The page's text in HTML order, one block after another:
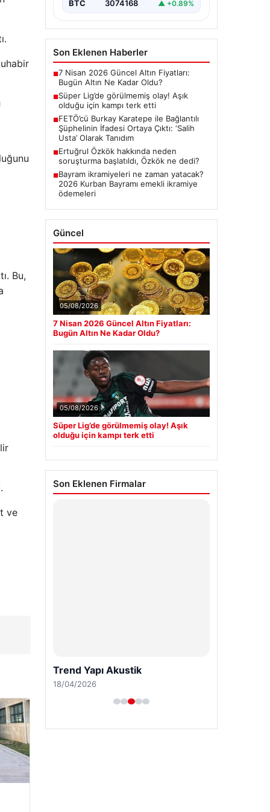
Bu,
ve
BTC 3074168 ▲ +0.89%
Son Eklenen Haberler
■7 Nisan 2026 Güncel Altın Fiyatları:
Bugün Altın Ne Kadar Oldu?
■Süper Lig’de görülmemiş olay! Aşık
olduğu için kampı terk etti
■FETÖ’cü Burkay Karatepe ile Bağlantılı
Şüphelinin İfadesi Ortaya Çıktı: ‘Salih
Usta’ Olarak Tanıdım
■Ertuğrul Özkök hakkında neden
soruşturma başlatıldı, Özkök ne dedi?
■Bayram ikramiyeleri ne zaman yatacak?
2026 Kurban Bayramı emekli ikramiye
ödemeleri
Güncel
05/08/2026
7 Nisan 2026 Güncel Altın Fiyatları:
Bugün Altın Ne Kadar Oldu?
05/08/2026
Süper Lig’de görülmemiş olay! Aşık
olduğu için kampı terk etti
Son Eklenen Firmalar
Trend Yapı Akustik
18/04/2026